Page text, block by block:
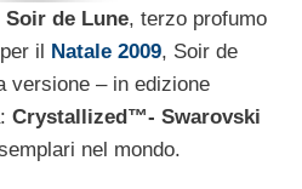
Soir de Lune, terzo profumo
il Natale 2009, Soir de
versione – in edizione
Crystallized™- Swarovski
nel mondo.